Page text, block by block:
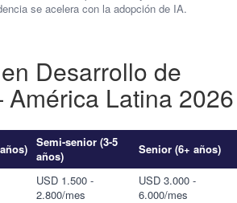
se acelera con la adopción de IA.
Desarrollo de
Latina 2026
Semi-senior (3-5
años)
Senior (6+ años)
USD 1.500 -
2.800/mes
USD 3.000 -
6.000/mes